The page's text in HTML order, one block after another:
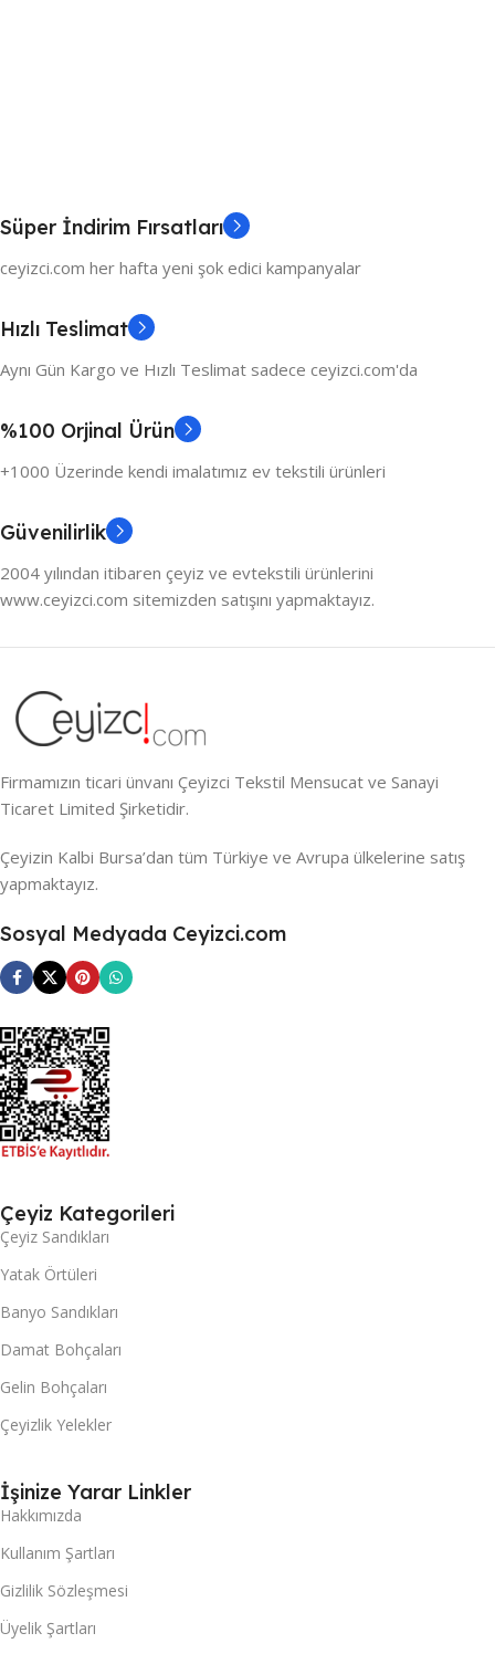
Süper İndirim Fırsatları
ceyizci.com her hafta yeni şok edici kampanyalar
Hızlı Teslimat
Aynı Gün Kargo ve Hızlı Teslimat sadece ceyizci.com'da
%100 Orjinal Ürün
+1000 Üzerinde kendi imalatımız ev tekstili ürünleri
Güvenilirlik
2004 yılından itibaren çeyiz ve evtekstili ürünlerini
www.ceyizci.com sitemizden satışını yapmaktayız.
Firmamızın ticari ünvanı Çeyizci Tekstil Mensucat ve Sanayi
Ticaret Limited Şirketidir.
Çeyizin Kalbi Bursa’dan tüm Türkiye ve Avrupa ülkelerine satış
yapmaktayız.
Sosyal Medyada Ceyizci.com
Çeyiz Kategorileri
Çeyiz Sandıkları
Yatak Örtüleri
Banyo Sandıkları
Damat Bohçaları
Gelin Bohçaları
Çeyizlik Yelekler
İşinize Yarar Linkler
Hakkımızda
Kullanım Şartları
Gizlilik Sözleşmesi
Üyelik Şartları